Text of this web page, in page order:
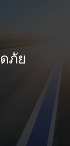
ภัย